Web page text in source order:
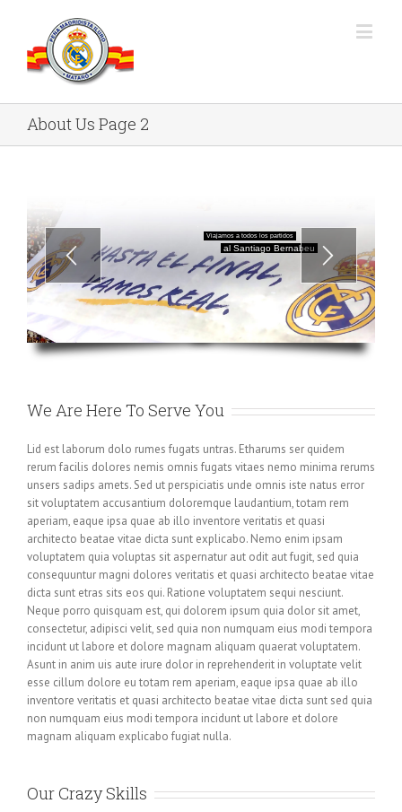
About Us Page 2
Viajamos a todos los partidos
al Santiago Bernabeu
We Are Here To Serve You
Lid est laborum dolo rumes fugats untras. Etharums ser quidem
rerum facilis dolores nemis omnis fugats vitaes nemo minima rerums
unsers sadips amets. Sed ut perspiciatis unde omnis iste natus error
sit voluptatem accusantium doloremque laudantium, totam rem
aperiam, eaque ipsa quae ab illo inventore veritatis et quasi
architecto beatae vitae dicta sunt explicabo. Nemo enim ipsam
voluptatem quia voluptas sit aspernatur aut odit aut fugit, sed quia
consequuntur magni dolores veritatis et quasi architecto beatae vitae
dicta sunt etras sits eos qui. Ratione voluptatem sequi nesciunt.
Neque porro quisquam est, qui dolorem ipsum quia dolor sit amet,
consectetur, adipisci velit, sed quia non numquam eius modi tempora
incidunt ut labore et dolore magnam aliquam quaerat voluptatem.
Asunt in anim uis aute irure dolor in reprehenderit in voluptate velit
esse cillum dolore eu totam rem aperiam, eaque ipsa quae ab illo
inventore veritatis et quasi architecto beatae vitae dicta sunt sed quia
non numquam eius modi tempora incidunt ut labore et dolore
magnam aliquam explicabo fugiat nulla.
Our Crazy Skills